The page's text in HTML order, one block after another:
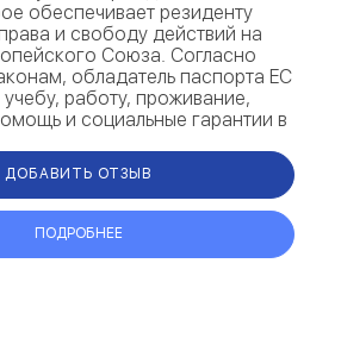
обеспечивает резиденту
и свободу действий на
Союза. Согласно
обладатель паспорта ЕС
работу, проживание,
и социальные гарантии в
Получив румынск...
ДОБАВИТЬ ОТЗЫВ
ПОДРОБНЕЕ